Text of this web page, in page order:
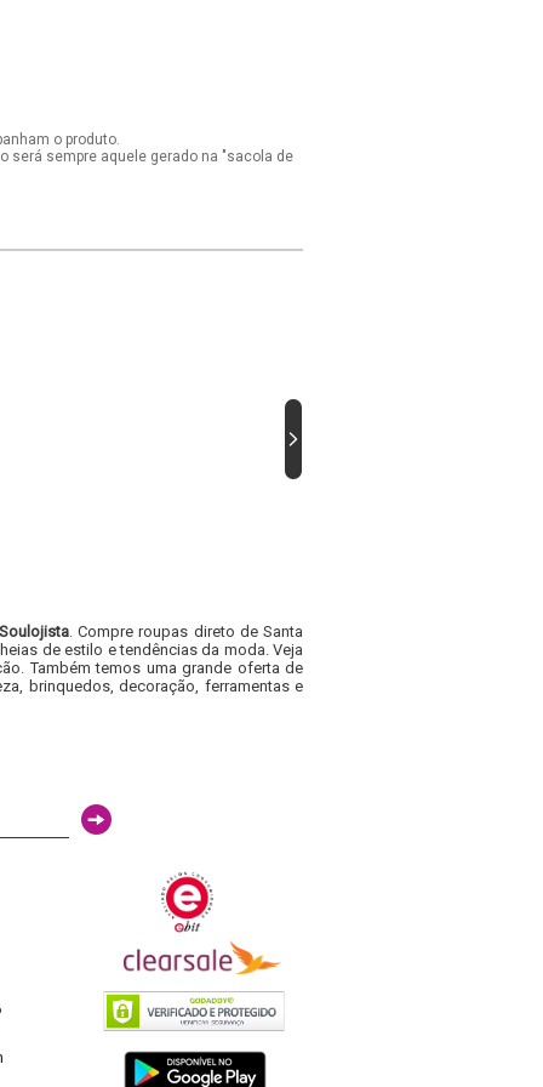
o produto.
será sempre aquele gerado na "sacola de
Soulojista. Compre roupas direto de Santa
de estilo e tendências da moda. Veja
Também temos uma grande oferta de
brinquedos, decoração, ferramentas e